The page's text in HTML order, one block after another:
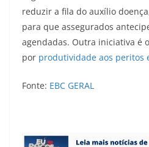
reduzir a fila do auxílio
para que assegurados
agendadas. Outra iniciativa é
por produtividade aos peritos
Fonte: EBC GERAL